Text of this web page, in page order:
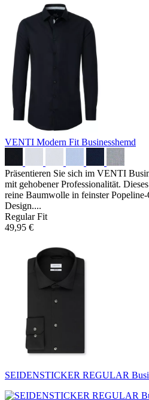
VENTI Modern Fit Businesshemd
Präsentieren Sie sich im VENTI
mit gehobener Professionalität.
reine Baumwolle in feinster
Design....
Regular Fit
49,95 €
SEIDENSTICKER REGULAR